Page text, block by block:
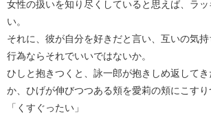
女性の扱いを知り尽くしていると思えば、ラ
い。
それに、彼が自分を好きだと言い、互いの気
行為ならそれでいいではないか。
ひしと抱きつくと、詠一郎が抱きしめ返して
か、ひげが伸びつつある頬を愛莉の頬にこすり
「くすぐったい」